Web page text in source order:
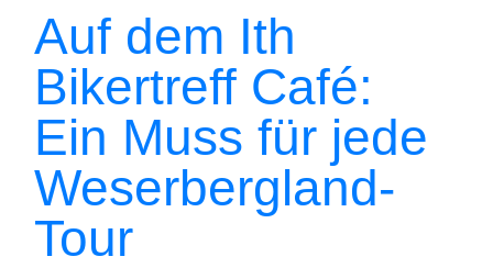
Auf dem Ith
Bikertreff Café:
Ein Muss für jede
Weserbergland-
Tour